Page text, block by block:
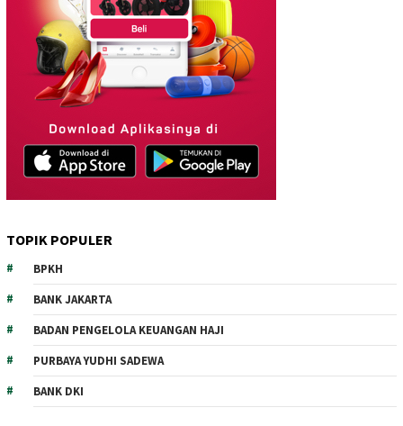
TOPIK POPULER
BPKH
BANK JAKARTA
BADAN PENGELOLA KEUANGAN HAJI
PURBAYA YUDHI SADEWA
BANK DKI